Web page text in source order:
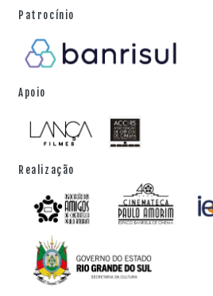
Patrocínio
Apoio
Realização